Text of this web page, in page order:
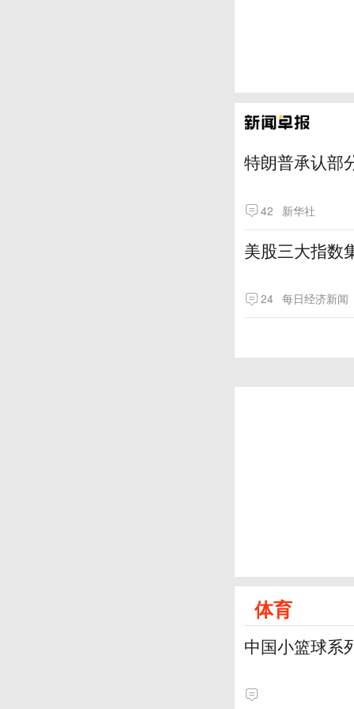
特朗普承认部
42 新华社
美股三大指数
24 每日经济新闻
体育
中国小篮球系